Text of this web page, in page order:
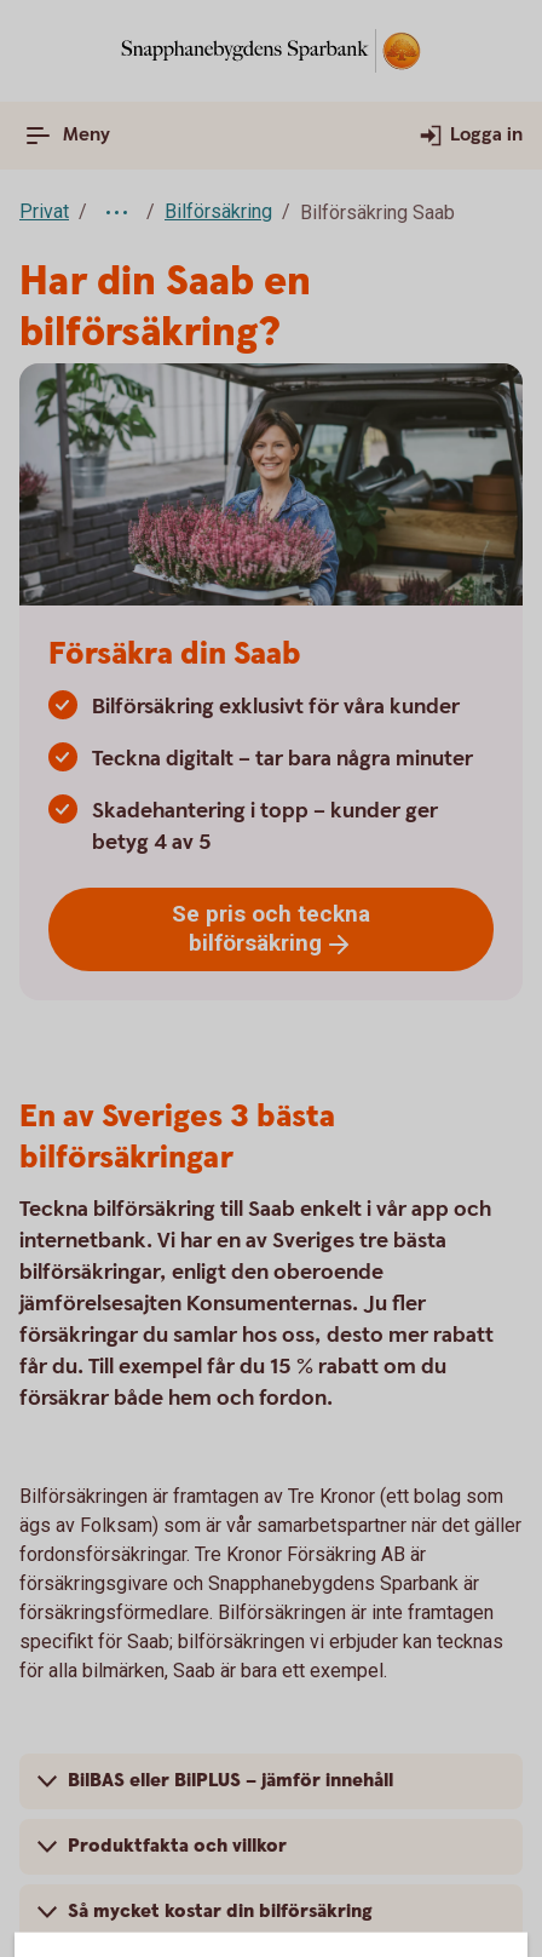
Meny Logga in
Privat Bilförsäkring Bilförsäkring Saab
Har din Saab en
bilförsäkring?
Försäkra din Saab
Bilförsäkring exklusivt för våra kunder
Teckna digitalt – tar bara några minuter
Skadehantering i topp – kunder ger
betyg 4 av 5
Se pris och teckna
bilförsäkring
En av Sveriges 3 bästa
bilförsäkringar
Teckna bilförsäkring till Saab enkelt i vår app och
internetbank. Vi har en av Sveriges tre bästa
bilförsäkringar, enligt den oberoende
jämförelsesajten Konsumenternas. Ju fler
försäkringar du samlar hos oss, desto mer rabatt
får du. Till exempel får du 15 % rabatt om du
försäkrar både hem och fordon.
Bilförsäkringen är framtagen av Tre Kronor (ett bolag som
ägs av Folksam) som är vår samarbetspartner när det gäller
fordonsförsäkringar. Tre Kronor Försäkring AB är
försäkringsgivare och Snapphanebygdens Sparbank är
försäkringsförmedlare. Bilförsäkringen är inte framtagen
specifikt för Saab; bilförsäkringen vi erbjuder kan tecknas
för alla bilmärken, Saab är bara ett exempel.
BilBAS eller BilPLUS – jämför innehåll
Produktfakta och villkor
Så mycket kostar din bilförsäkring